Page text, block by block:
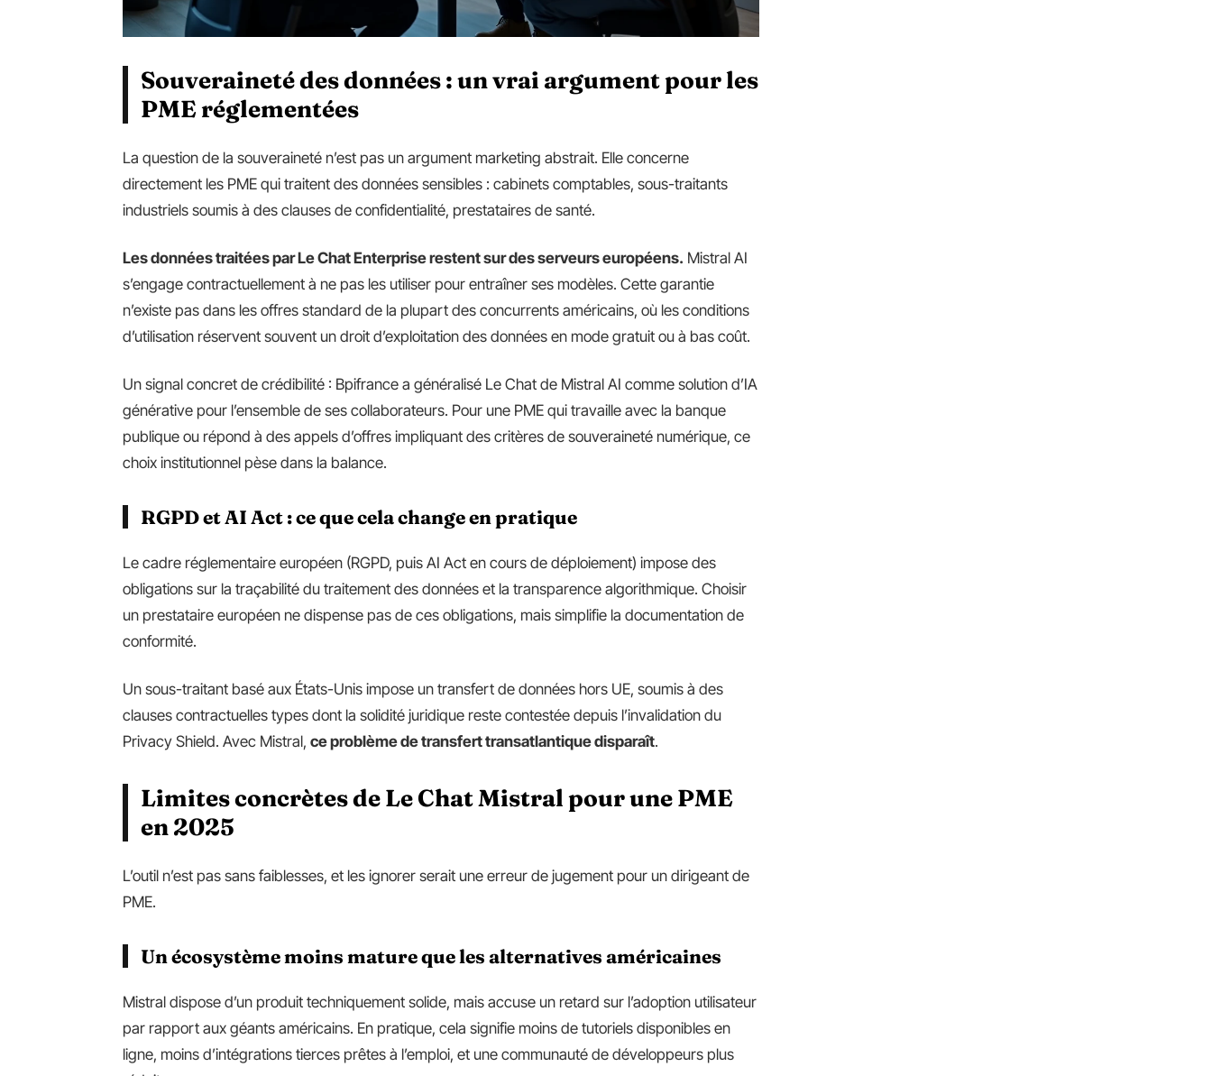
Souveraineté des données : un vrai argument pour les
PME réglementées
La question de la souveraineté n’est pas un argument marketing abstrait. Elle concerne
directement les PME qui traitent des données sensibles : cabinets comptables, sous-traitants
industriels soumis à des clauses de confidentialité, prestataires de santé.
Les données traitées par Le Chat Enterprise restent sur des serveurs européens. Mistral AI
s’engage contractuellement à ne pas les utiliser pour entraîner ses modèles. Cette garantie
n’existe pas dans les offres standard de la plupart des concurrents américains, où les conditions
d’utilisation réservent souvent un droit d’exploitation des données en mode gratuit ou à bas coût.
Un signal concret de crédibilité : Bpifrance a généralisé Le Chat de Mistral AI comme solution d’IA
générative pour l’ensemble de ses collaborateurs. Pour une PME qui travaille avec la banque
publique ou répond à des appels d’offres impliquant des critères de souveraineté numérique, ce
choix institutionnel pèse dans la balance.
RGPD et AI Act : ce que cela change en pratique
Le cadre réglementaire européen (RGPD, puis AI Act en cours de déploiement) impose des
obligations sur la traçabilité du traitement des données et la transparence algorithmique. Choisir
un prestataire européen ne dispense pas de ces obligations, mais simplifie la documentation de
conformité.
Un sous-traitant basé aux États-Unis impose un transfert de données hors UE, soumis à des
clauses contractuelles types dont la solidité juridique reste contestée depuis l’invalidation du
Privacy Shield. Avec Mistral, ce problème de transfert transatlantique disparaît.
Limites concrètes de Le Chat Mistral pour une PME
en 2025
L’outil n’est pas sans faiblesses, et les ignorer serait une erreur de jugement pour un dirigeant de
PME.
Un écosystème moins mature que les alternatives américaines
Mistral dispose d’un produit techniquement solide, mais accuse un retard sur l’adoption utilisateur
par rapport aux géants américains. En pratique, cela signifie moins de tutoriels disponibles en
ligne, moins d’intégrations tierces prêtes à l’emploi, et une communauté de développeurs plus